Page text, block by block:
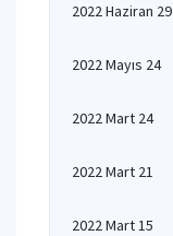
2022 Haziran 29
2022 Mayıs 24
2022 Mart 24
2022 Mart 21
2022 Mart 15